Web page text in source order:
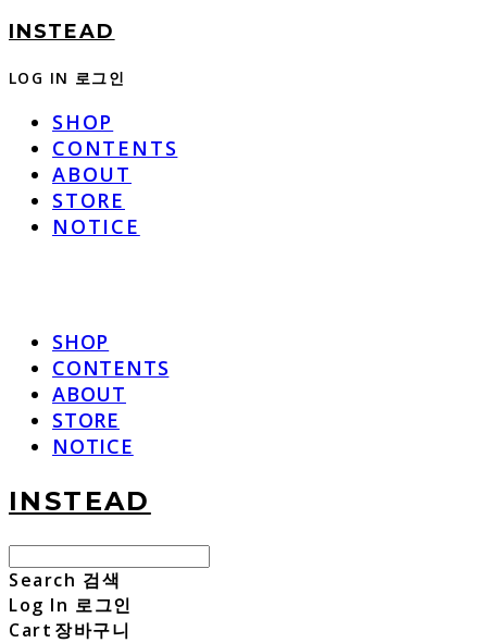
INSTEAD
LOG IN 로그인
SHOP
CONTENTS
ABOUT
STORE
NOTICE
SHOP
CONTENTS
ABOUT
STORE
NOTICE
INSTEAD
Search 검색
Log In 로그인
Cart 장바구니